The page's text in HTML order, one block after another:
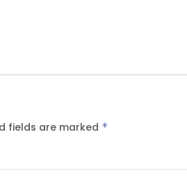
fields are marked *